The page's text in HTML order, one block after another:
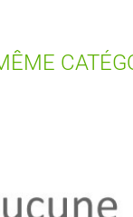
à votre liste